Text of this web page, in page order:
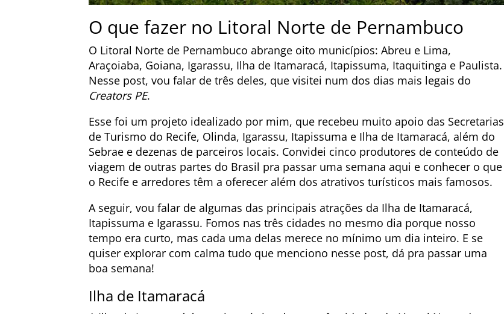
O que fazer no Litoral Norte de Pernambuco
O Litoral Norte de Pernambuco abrange oito municípios: Abreu e Lima,
Araçoiaba, Goiana, Igarassu, Ilha de Itamaracá, Itapissuma, Itaquitinga e Paulista.
Nesse post, vou falar de três deles, que visitei num dos dias mais legais do
Creators PE.
Esse foi um projeto idealizado por mim, que recebeu muito apoio das Secretarias
de Turismo do Recife, Olinda, Igarassu, Itapissuma e Ilha de Itamaracá, além do
Sebrae e dezenas de parceiros locais. Convidei cinco produtores de conteúdo de
viagem de outras partes do Brasil pra passar uma semana aqui e conhecer o que
o Recife e arredores têm a oferecer além dos atrativos turísticos mais famosos.
A seguir, vou falar de algumas das principais atrações da Ilha de Itamaracá,
Itapissuma e Igarassu. Fomos nas três cidades no mesmo dia porque nosso
tempo era curto, mas cada uma delas merece no mínimo um dia inteiro. E se
quiser explorar com calma tudo que menciono nesse post, dá pra passar uma
boa semana!
Ilha de Itamaracá